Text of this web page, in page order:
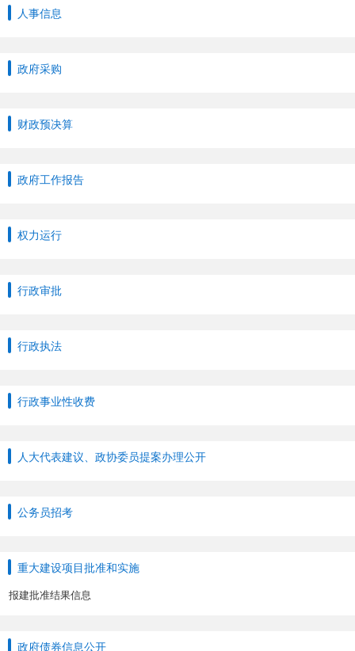
人事信息
政府采购
财政预决算
政府工作报告
权力运行
行政审批
行政执法
行政事业性收费
人大代表建议、政协委员提案办理公开
公务员招考
重大建设项目批准和实施
报建批准结果信息
政府债券信息公开